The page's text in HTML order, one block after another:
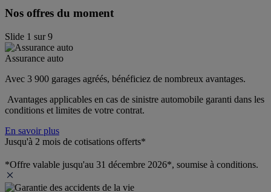
Nos offres du moment
Slide 1 sur9
Assurance auto
Avec 3 900 garages agréés, bénéficiez de nombreux avantages.
Avantages applicables en cas de sinistre automobile garanti dans les
conditions et limites de votre contrat.
En savoir plus
Jusqu'à 2 mois de cotisations offerts*
*Offre valable jusqu'au 31 décembre 2026*, soumise à conditions.